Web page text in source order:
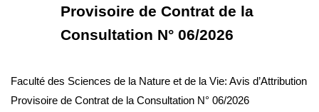
Provisoire de Contrat de la
Consultation N° 06/2026
Faculté des Sciences de la Nature et de la Vie: Avis d’Attribution
Provisoire de Contrat de la Consultation N° 06/2026